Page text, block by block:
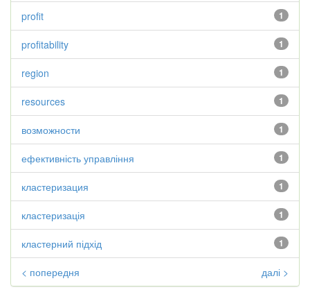
1
profit
1
profitability
1
region
1
resources
1
возможности
1
ефективність управління
1
кластеризация
1
кластеризація
1
кластерний підхід
< попередня далі >